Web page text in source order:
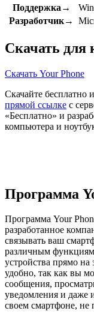
Поддержка→
Разработчик→
Скачать для
Скачать Your Phone
Скачайте бесплатно
прямой ссылке с
«Бесплатно» и
компьютера и
Программа
Программа Your
разработанное
связывать ваш
различным
устройства прямо
удобно, так как вы
сообщения,
уведомления и даже
своем смартфоне, не